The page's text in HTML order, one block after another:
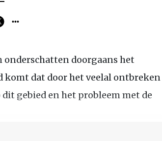
onderschatten doorgaans het
dat door het veelal ontbreken
gebied en het probleem met de